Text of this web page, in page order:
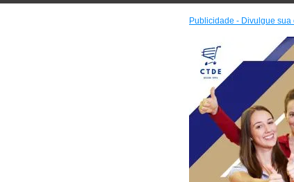
Publicidade - Divulgue sua